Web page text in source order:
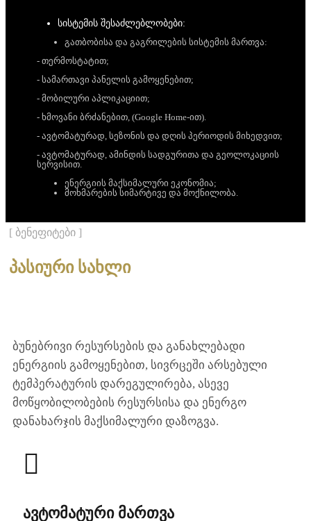
სისტემის შესაძლებლობები:
გათბობისა და გაგრილების სისტემის მართვა:
- თერმოსტატით;
- სამართავი პანელის გამოყენებით;
- მობილური აპლიკაციით;
- ხმოვანი ბრძანებით, (Google Home-ით).
- ავტომატურად, სეზონის და დღის პერიოდის მიხედვით;
- ავტომატურად, ამინდის სადგურითა და გეოლოკაციის
სერვისით.
ენერგიის მაქსიმალური ეკონომია;
მოხმარების სიმარტივე და მოქნილობა.
[ ბენეფიტები ]
პასიური სახლი
ბუნებრივი რესურსების და განახლებადი
ენერგიის გამოყენებით, სივრცეში არსებული
ტემპერატურის დარეგულირება, ასევე
მოწყობილობების რესურსისა და ენერგო
დანახარჯის მაქსიმალური დაზოგვა.
ავტომატური მართვა